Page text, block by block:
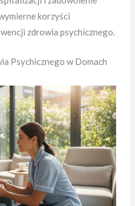
korzyści
zdrowia psychicznego.
Psychicznego w Domach